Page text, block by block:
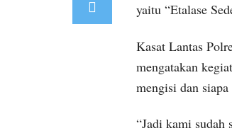
yaitu “Etalase
Kasat Lantas
mengatakan
mengisi dan
“Jadi kami sudah